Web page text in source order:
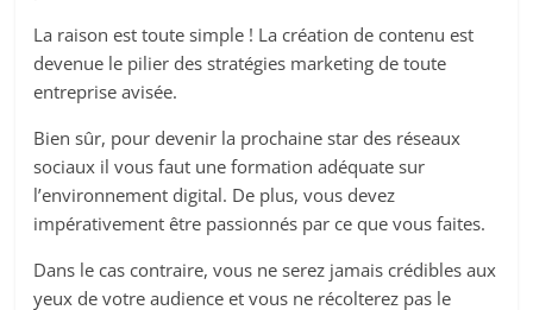
La raison est toute simple ! La création de contenu est
devenue le pilier des stratégies marketing de toute
entreprise avisée.
Bien sûr, pour devenir la prochaine star des réseaux
sociaux il vous faut une formation adéquate sur
l’environnement digital. De plus, vous devez
impérativement être passionnés par ce que vous faites.
Dans le cas contraire, vous ne serez jamais crédibles aux
yeux de votre audience et vous ne récolterez pas le